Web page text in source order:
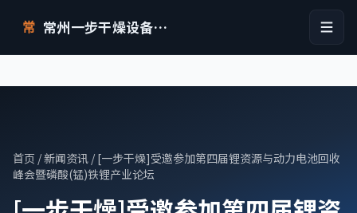
常 常州一步干燥设备有限公司
首页 /新闻资讯 / [一步干燥]受邀参加第四届锂资源与动力电池回收
峰会暨磷酸(锰)铁锂产业论坛